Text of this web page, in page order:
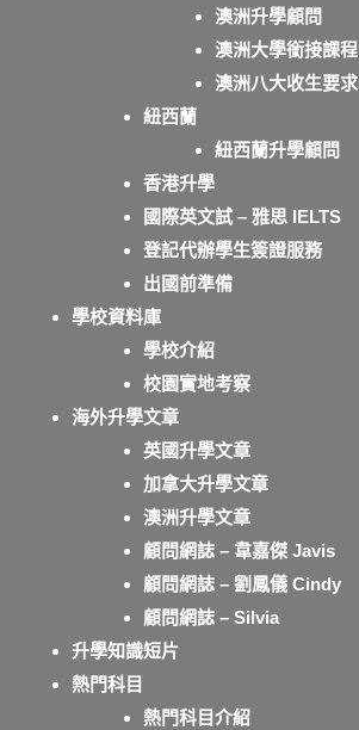
澳洲升學顧問
澳洲大學銜接課程
澳洲八大收生要求
紐西蘭
紐西蘭升學顧問
香港升學
國際英文試 – 雅思 IELTS
登記代辦學生簽證服務
出國前準備
學校資料庫
學校介紹
校園實地考察
海外升學文章
英國升學文章
加拿大升學文章
澳洲升學文章
顧問網誌 – 韋嘉傑 Javis
顧問網誌 – 劉鳳儀 Cindy
顧問網誌 – Silvia
升學知識短片
熱門科目
熱門科目介紹